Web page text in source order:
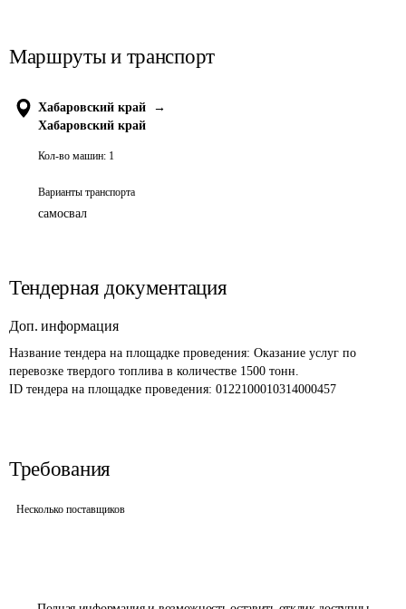
Маршруты и транспорт
Хабаровский край
→
Хабаровский край
Кол-во машин: 1
Варианты транспорта
самосвал
Тендерная документация
Доп. информация
Название тендера на площадке проведения: Оказание услуг по
перевозке твердого топлива в количестве 1500 тонн.
ID тендера на площадке проведения: 0122100010314000457
Требования
Несколько поставщиков